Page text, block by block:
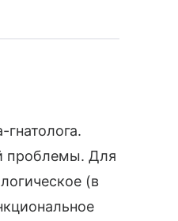
проблемы. Для
(в